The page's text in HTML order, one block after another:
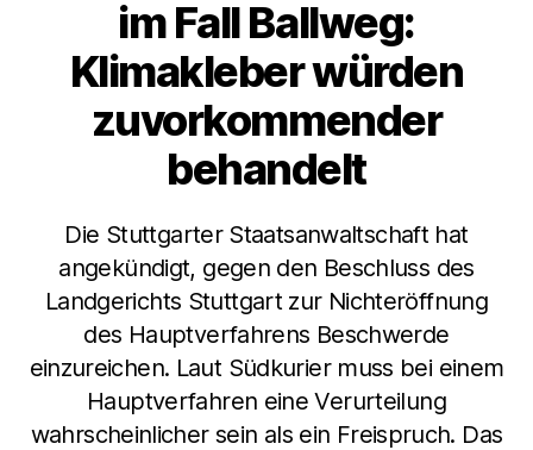
im Fall Ballweg:
Klimakleber würden
zuvorkommender
behandelt
Die Stuttgarter Staatsanwaltschaft hat
angekündigt, gegen den Beschluss des
Landgerichts Stuttgart zur Nichteröffnung
des Hauptverfahrens Beschwerde
einzureichen. Laut Südkurier muss bei einem
Hauptverfahren eine Verurteilung
wahrscheinlicher sein als ein Freispruch. Das